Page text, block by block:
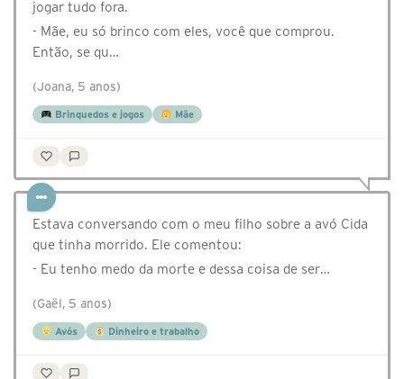
jogar tudo fora.
- Mãe, eu só brinco com eles, você que comprou.
Então, se qu…
(Joana, 5 anos)
Brinquedos e jogos Mãe
Estava conversando com o meu filho sobre a avó Cida
que tinha morrido. Ele comentou:
- Eu tenho medo da morte e dessa coisa de ser…
(Gaël, 5 anos)
Avós Dinheiro e trabalho